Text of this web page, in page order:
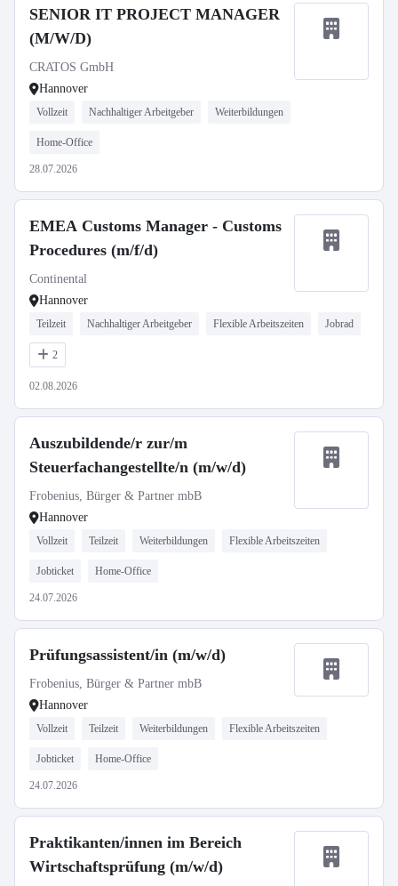
SENIOR IT PROJECT MANAGER
(M/W/D)
CRATOS GmbH
Hannover
Vollzeit Nachhaltiger Arbeitgeber Weiterbildungen
Home-Office
28.07.2026
EMEA Customs Manager - Customs
Procedures (m/f/d)
Continental
Hannover
Teilzeit Nachhaltiger Arbeitgeber Flexible Arbeitszeiten Jobrad
2
02.08.2026
Auszubildende/r zur/m
Steuerfachangestellte/n (m/w/d)
Frobenius, Bürger & Partner mbB
Hannover
Vollzeit Teilzeit Weiterbildungen Flexible Arbeitszeiten
Jobticket Home-Office
24.07.2026
Prüfungsassistent/in (m/w/d)
Frobenius, Bürger & Partner mbB
Hannover
Vollzeit Teilzeit Weiterbildungen Flexible Arbeitszeiten
Jobticket Home-Office
24.07.2026
Praktikanten/innen im Bereich
Wirtschaftsprüfung (m/w/d)